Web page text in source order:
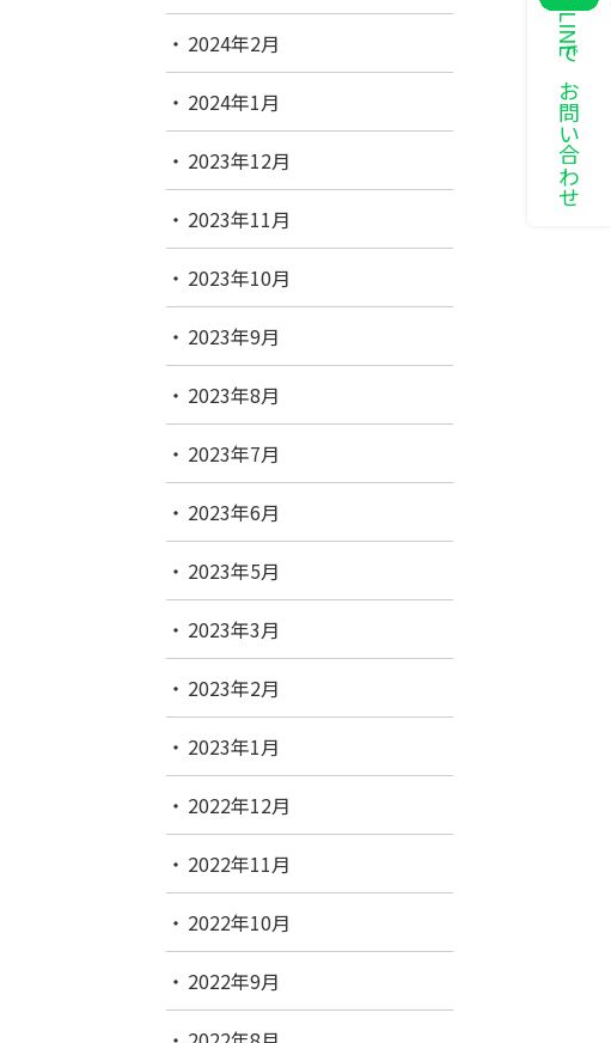
LINEでお問い合わせ
2024年2月
2024年1月
2023年12月
2023年11月
2023年10月
2023年9月
2023年8月
2023年7月
2023年6月
2023年5月
2023年3月
2023年2月
2023年1月
2022年12月
2022年11月
2022年10月
2022年9月